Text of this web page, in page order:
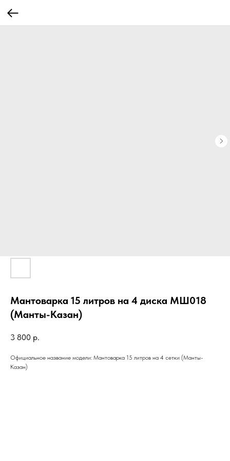
Мантоварка 15 литров на 4 диска МШ018
(Манты-Казан)
3 800 р.
Официальное название модели: Мантоварка 15 литров на 4 сетки (Манты-
Казан)